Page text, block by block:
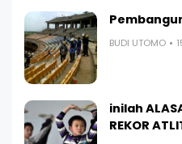
BUDI UTOMO
inilah
REKOR